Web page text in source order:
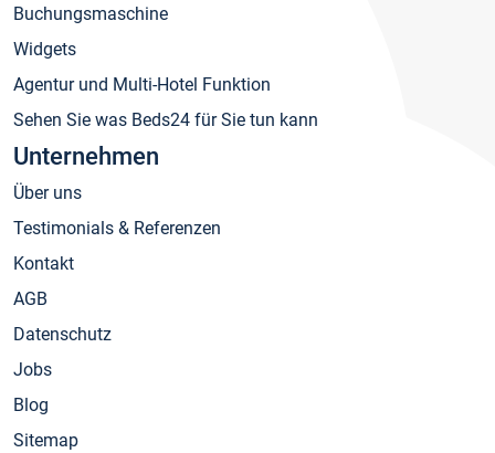
Buchungsmaschine
Widgets
Agentur und Multi-Hotel Funktion
Sehen Sie was Beds24 für Sie tun kann
Unternehmen
Über uns
Testimonials & Referenzen
Kontakt
AGB
Datenschutz
Jobs
Blog
Sitemap